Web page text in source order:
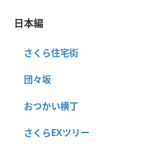
日本編
さくら住宅街
団々坂
おつかい横丁
さくらEXツリー